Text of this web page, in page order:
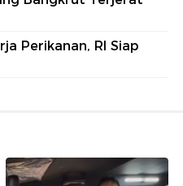
Perikanan, RI Siap